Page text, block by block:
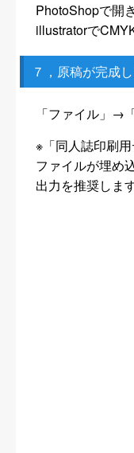
PhotoShopで開
illustratorで
７，原稿が完成
「ファイル」→
※「同人誌印刷
ファイルが埋め
出力を推奨します